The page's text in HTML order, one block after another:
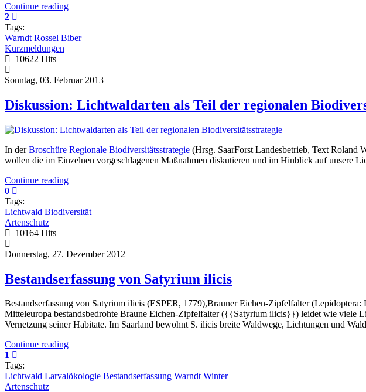
Continue reading
2
Tags:
Warndt Rossel Biber
Kurzmeldungen
10622 Hits
Sonntag, 03. Februar 2013
Diskussion: Lichtwaldarten als Teil der regionalen
In derBroschüre Regionale Biodiversitätsstrategie (Hrsg. SaarForst Landesbetrieb, Text Roland
wollen die im Einzelnen vorgeschlagenen Maßnahmen diskutieren und im Hinblick auf unsere
Continue reading
0
Tags:
Lichtwald Biodiversität
Artenschutz
10164 Hits
Donnerstag, 27. Dezember 2012
Bestandserfassung von Satyrium ilicis
Bestandserfassung von Satyrium ilicis (ESPER, 1779),Brauner Eichen-Zipfelfalter
Mitteleuropa bestandsbedrohte Braune Eichen-Zipfelfalter ({{Satyrium ilicis}}) leidet wie viele
Vernetzung seiner Habitate. Im Saarland bewohnt S. ilicis breite Waldwege, Lichtungen und
Continue reading
1
Tags:
Lichtwald Larvalökologie Bestandserfassung Warndt Winter
Artenschutz